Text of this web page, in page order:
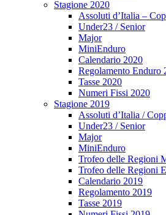
Stagione 2020
Assoluti d’Italia –
Under23 / Senior
Major
MiniEnduro
Calendario 2020
Regolamento Enduro
Tasse 2020
Numeri Fissi 2020
Stagione 2019
Assoluti d’Italia /
Under23 / Senior
Major
MiniEnduro
Trofeo delle Regioni
Trofeo delle Regioni
Calendario 2019
Regolamento 2019
Tasse 2019